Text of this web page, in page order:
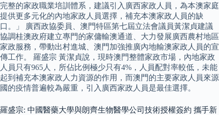
完整的家政職業培訓體系，建議引入廣西家政人員，為本澳家庭
提供更多元化的內地家政人員選擇，補充本澳家政人員的缺
口。」 廣西政協委員、澳門特區第七屆立法會議員黃潔貞建議
協調桂澳政府建立專門的家傭輸澳通道、大力發展廣西農村地區
家政服務，帶動出村進城、澳門加強推廣內地輸澳家政人員的宣
傳工作。 羅盛宗 黃潔貞說，現時澳門整體家政市場，內地家政
人員只有965人，所佔比例極少只有4%，人員配對率較低，未能
起到補充本澳家政人力資源的作用，而澳門的主要家政人員來源
國的疫情普遍較為嚴重，引入廣西家政人員是最佳選擇。
羅盛宗: 中國醫藥大學與朗齊生物醫學公司技術授權簽約 攜手新